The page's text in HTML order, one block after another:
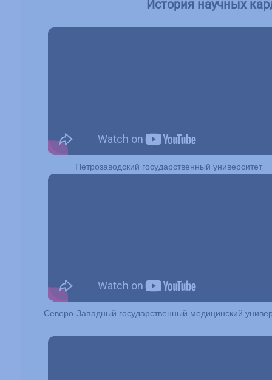
История научных
Петрозаводский государственный университет
Северо-Западный государственный медицинский